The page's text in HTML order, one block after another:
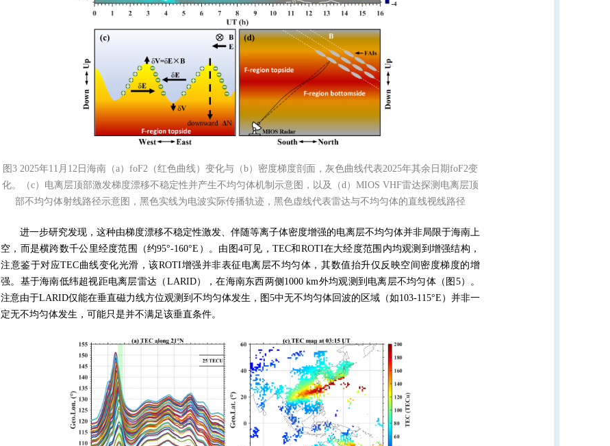
图3 2025年11月12日海南（a）foF2（红色曲线）变化与（b）密度梯度剖面，灰色曲线代表2025年其余日期foF2变
化。（c）电离层顶部激发梯度漂移不稳定性并产生不均匀体机制示意图，以及（d）MIOS VHF雷达探测电离层顶
部不均匀体射线路径示意图，黑色实线为电波实际传播轨迹，黑色虚线代表雷达与不均匀体的直线视线路径
进一步研究发现，这种由梯度漂移不稳定性激发、伴随等离子体密度增强的电离层不均匀体并非局限于海南上
空，而是横跨数千公里经度范围（约95°-160°E ）。由图4可见， TEC和ROTI在大经度范围内均观测到增强结构，
注意鉴于对应TEC曲线变化光滑，该ROTI增强并非表征电离层不均匀体，其数值抬升仅反映空间密度梯度的增
强。基于海南低纬超视距电离层雷达（ LARID），在海南东西两侧 1000 km外均观测到电离层不均匀体（图 5）。
注意由于LARID仅能在垂直磁力线方位观测到不均匀体发生，图5中无不均匀体回波的区域（如103-115°E ）并非一
定无不均匀体发生，可能只是并不满足该垂直条件。